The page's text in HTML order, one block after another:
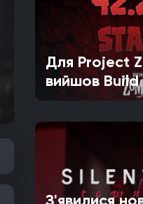
Для Project
вийшов Build